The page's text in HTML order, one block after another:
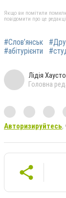
Якщо ви помітили
повідомити про це
#Слов’янськ
#абітурієнти
Лідія
Головна
Авторизируйтесь,